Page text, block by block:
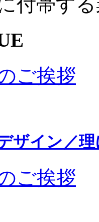
ご挨拶
ザイン／
ご挨拶